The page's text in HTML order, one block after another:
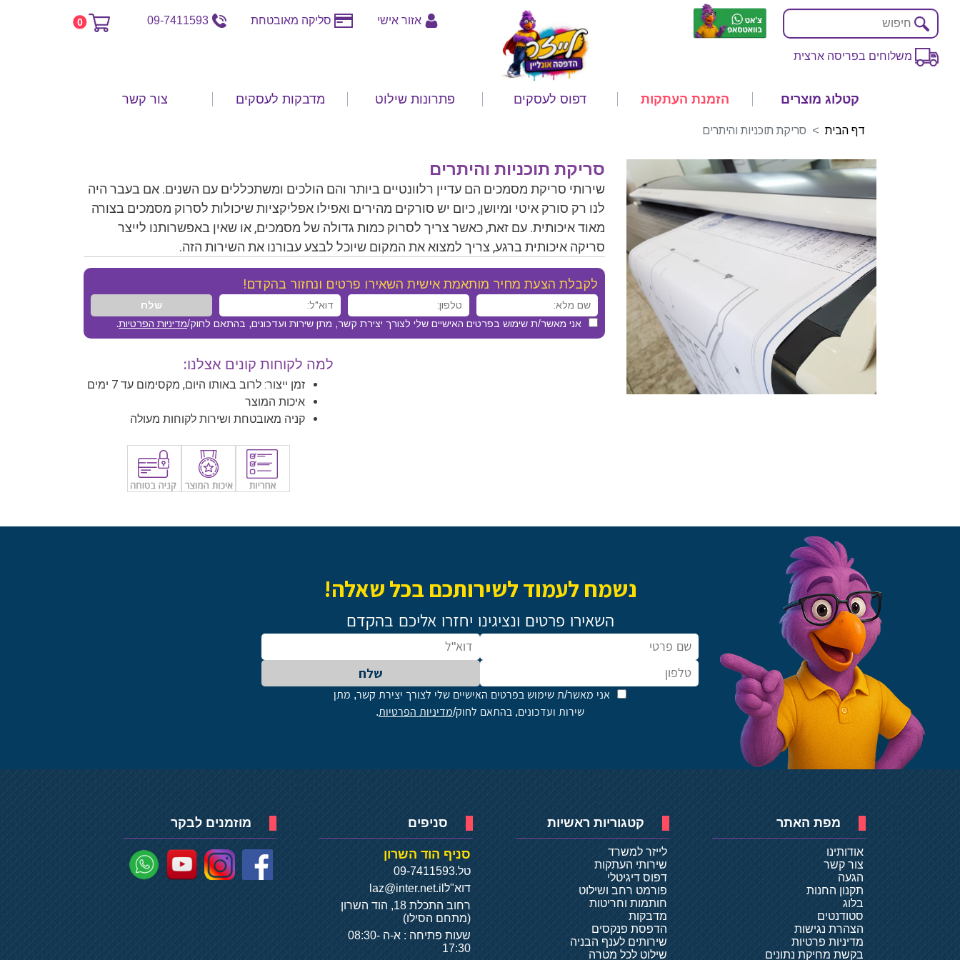
משלוחים בפריסה ארצית
אזור אישי סליקה מאובטחת 09-7411593
0
קטלוג מוצרים הזמנת העתקות דפוס לעסקים פתרונות שילוט מדבקות לעסקים צור קשר
דף הבית סריקת תוכניות והיתרים
סריקת תוכניות והיתרים
שירותי סריקת מסמכים הם עדיין רלוונטיים ביותר והם הולכים ומשתכללים עם השנים. אם בעבר היה
לנו רק סורק איטי ומיושן, כיום יש סורקים מהירים ואפילו אפליקציות שיכולות לסרוק מסמכים בצורה
מאוד איכותית. עם זאת, כאשר צריך לסרוק כמות גדולה של מסמכים, או שאין באפשרותנו לייצר
סריקה איכותית ברגע, צריך למצוא את המקום שיוכל לבצע עבורנו את השירות הזה.
לקבלת הצעת מחיר מותאמת אישית השאירו פרטים ונחזור בהקדם!
שלח
אני מאשר/ת שימוש בפרטים האישיים שלי לצורך יצירת קשר, מתן שירות ועדכונים, בהתאם לחוק/מדיניות הפרטיות.
למה לקוחות קונים אצלנו:
זמן ייצור: לרוב באותו היום, מקסימום עד 7 ימים
איכות המוצר
קניה מאובטחת ושירות לקוחות מעולה
נשמח לעמוד לשירותכם בכל שאלה!
השאירו פרטים ונציגינו יחזרו אליכם בהקדם
שלח
אני מאשר/ת שימוש בפרטים האישיים שלי לצורך יצירת קשר, מתן
שירות ועדכונים, בהתאם לחוק/מדיניות הפרטיות.
מפת האתר
אודותינו
צור קשר
הגעה
תקנון החנות
בלוג
סטודנטים
הצהרת נגישות
מדיניות פרטיות
בקשת מחיקת נתונים
קטגוריות ראשיות
לייזר למשרד
שירותי העתקות
דפוס דיגיטלי
פורמט רחב ושילוט
חותמות וחריטות
מדבקות
הדפסת פנקסים
שירותים לענף הבניה
שילוט לכל מטרה
סניפים
סניף הוד השרון
טל.09-7411593
דוא"ל laz@inter.net.il
רחוב התכלת 18, הוד השרון
(מתחם הסילו)
שעות פתיחה : א-ה 08:30-
17:30
מוזמנים לבקר